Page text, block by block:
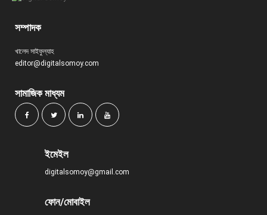
সম্পাদক
খালেদ সাইফুল্যাহ
editor@digitalsomoy.com
সামাজিক মাধ্যম
ইমেইল
digitalsomoy@gmail.com
ফোন/মোবাইল